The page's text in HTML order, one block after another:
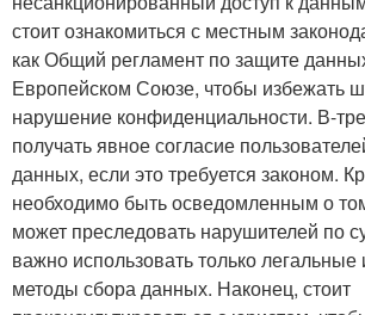
стоит ознакомиться с местным
как Общий регламент по защите
Европейском Союзе, чтобы избежать
нарушение конфиденциальности. В-
получать явное согласие
данных, если это требуется законом.
необходимо быть осведомленным о
может преследовать нарушителей по
важно использовать только
методы сбора данных. Наконец, стоит